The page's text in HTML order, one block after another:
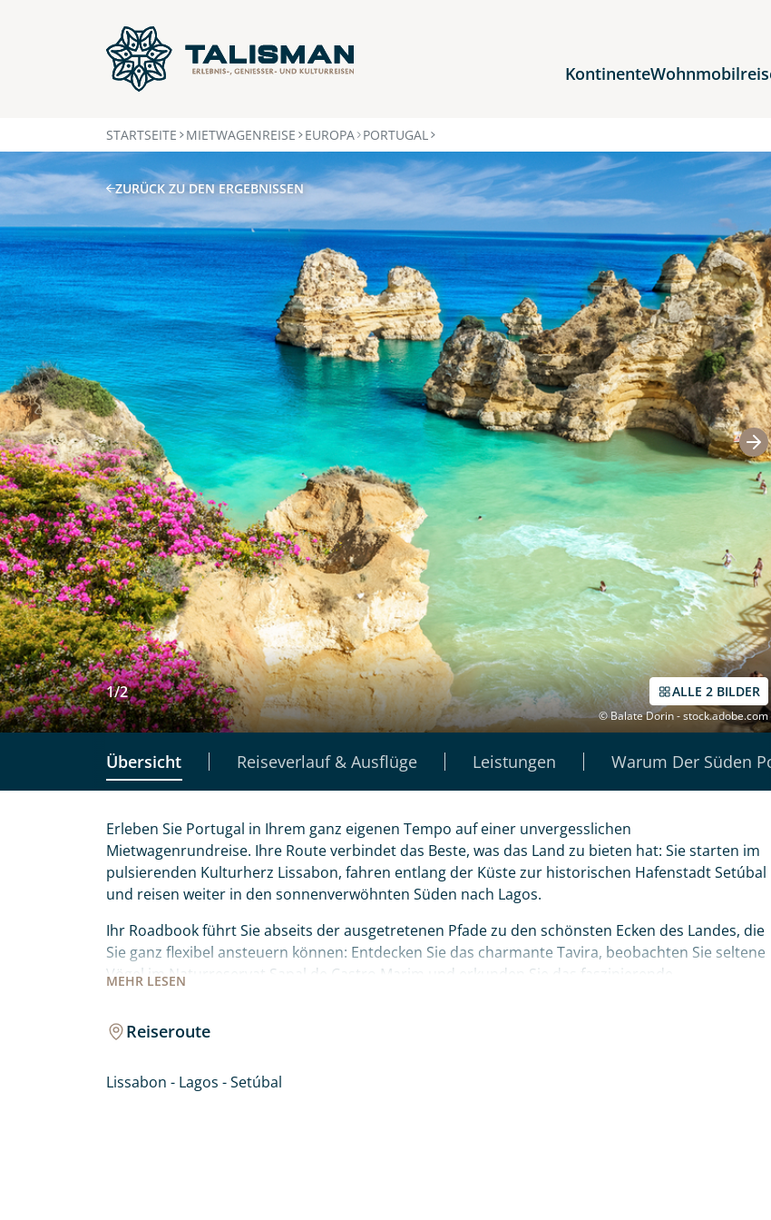
Kontinente
Afrika
Asien
Europa
Nordamerika
STARTSEITE MIETWAGENREISE EUROPA PORTUGAL
ZURÜCK ZU DEN ERGEBNISSEN
1/2 ALLE 2 BILDER
© Balate Dorin - stock.adobe.com
Übersicht Reiseverlauf & Ausflüge Leistungen Warum Der Süden
MEHR LESEN
Erleben Sie Portugal in Ihrem ganz eigenen Tempo auf einer unvergesslichen
Mietwagenrundreise. Ihre Route verbindet das Beste, was das Land zu bieten hat: Sie starten im
pulsierenden Kulturherz Lissabon, fahren entlang der Küste zur historischen Hafenstadt Setúbal
und reisen weiter in den sonnenverwöhnten Süden nach Lagos.
Ihr Roadbook führt Sie abseits der ausgetretenen Pfade zu den schönsten Ecken des Landes, die
Sie ganz flexibel ansteuern können: Entdecken Sie das charmante Tavira, beobachten Sie seltene
Vögel im Naturreservat Sapal de Castro Marim und erkunden Sie das faszinierende
hinauf in die idyllische Bergwelt von Monchique. Ihr ganz persönliches Portugal-Abenteuer
Reiseroute
Lissabon - Lagos - Setúbal